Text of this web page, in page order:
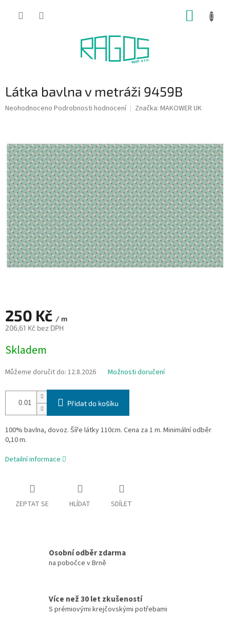
Látka bavlna v metráži 9459B
Průměrné
0,0
z
5
hvězdiček.
Neohodnoceno Podrobnosti hodnocení Značka: MAKOWER UK
250 Kč / m
206,61 Kč bez DPH
cena:
Skladem
Můžeme doručit do: 12.8.2026 Možnosti doručení
Přidat do košíku
100% bavlna, dovoz. Šíře látky 110cm. Cena za 1 m. Minimální odběr
0,10 m.
Detailní informace
ZEPTAT SE HLÍDAT SDÍLET
Osobní odběr zdarma
na pobočce v Brně
Více než 30 let zkušeností
S prémiovými krejčovskými potřebami